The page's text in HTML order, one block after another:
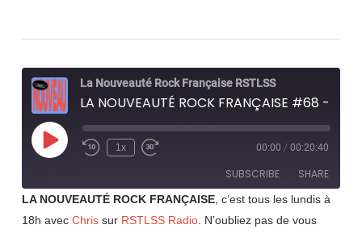
La Nouveauté Rock Française RSTLSS
Play
Episode Rewind
1x
Fast
seconds
00:00 / 00:20:40
SUBSCRIBE SHARE
SHARE
LA NOUVEAUTÉ ROCK FRANÇAISE, c’est tous les lundis à
18h avec Chrissur RSTLSS Radio. N’oubliez pas de vous